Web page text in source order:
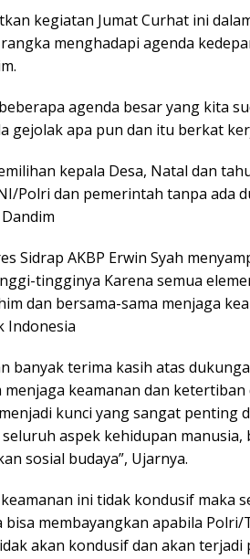
kegiatan Jumat Curhat ini
menghadapi agenda
agenda besar yang kita
gejolak apa pun dan itu berkat
kepala Desa, Natal dan
Polri dan pemerintah tanpa ada
Dandim
Sidrap AKBP Erwin Syah
tingginya Karena semua
dan bersama-sama menjaga
Indonesia
banyak terima kasih atas
keamanan dan ketertiban
kunci yang sangat penting
aspek kehidupan
sosial budaya”, Ujarnya.
ini tidak kondusif maka
membayangkan apabila
akan kondusif dan akan